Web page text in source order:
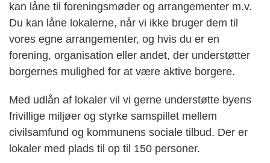
kan låne til foreningsmøder og arrangementer m.v.
Du kan låne lokalerne, når vi ikke bruger dem til
vores egne arrangementer, og hvis du er en
forening, organisation eller andet, der understøtter
borgernes mulighed for at være aktive borgere.
Med udlån af lokaler vil vi gerne understøtte byens
frivillige miljøer og styrke samspillet mellem
civilsamfund og kommunens sociale tilbud. Der er
lokaler med plads til op til 150 personer.